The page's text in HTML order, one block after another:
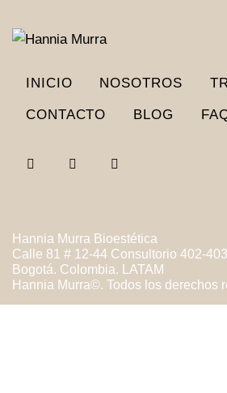
INICIO NOSOTROS
CONTACTO BLOG
Hannia Murra Bioestética
Calle 81 # 12-44 Consultorio 402-403
Bogotá. Colombia. LATAM
Hannia Murra©. Todos los derechos